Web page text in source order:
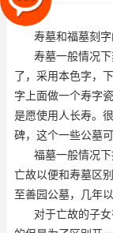
开还有一层意思就是
寿墓和福墓刻字
寿墓一般情况
了，采用本色字，
字上面做一个寿字
是愿使用人长寿。
碑，这个一些公墓
福墓一般情况
亡故以便和寿墓区
至善园公墓，几年
对于亡故的子